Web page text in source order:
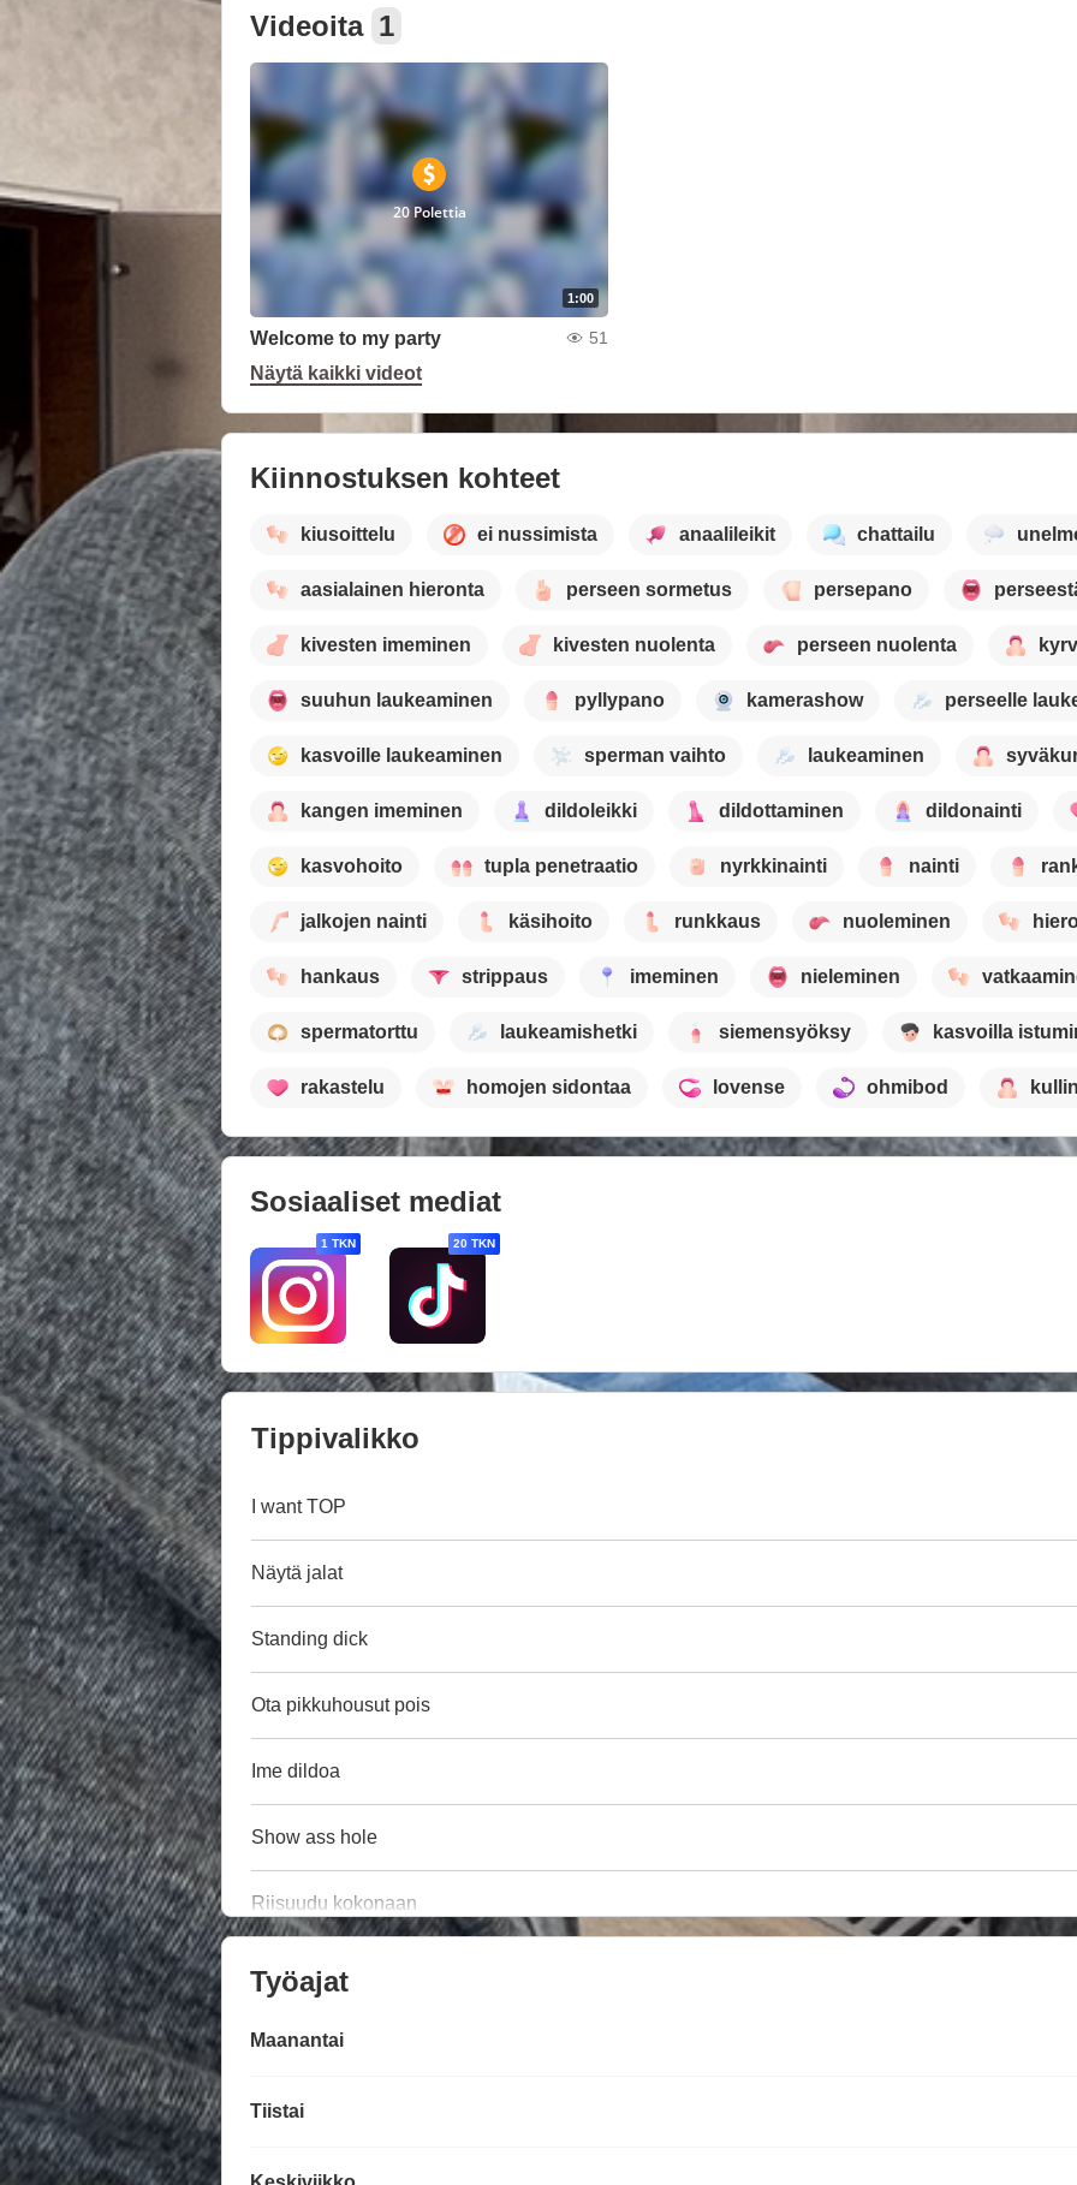
Videoita 1
1:00
20 Polettia
Welcome to my party 51
Näytä kaikki videot
Kiinnostuksen kohteet
kiusoittelu ei nussimista anaalileikit chattailu
aasialainen hieronta perseen sormetus persepano
kivesten imeminen kivesten nuolenta perseen nuolenta
suuhun laukeaminen pyllypano kamerashow perseelle
kasvoille laukeaminen sperman vaihto laukeaminen
kangen imeminen dildoleikki dildottaminen dildonainti
kasvohoito tupla penetraatio nyrkkinainti nainti
jalkojen nainti käsihoito runkkaus nuoleminen
hankaus strippaus imeminen nieleminen
spermatorttu laukeamishetki siemensyöksy kasvoilla
rakastelu homojen sidontaa lovense ohmibod
Sosiaaliset mediat
1 TKN 20 TKN
Tippivalikko
I want TOP
Näytä jalat
Standing dick
Ota pikkuhousut pois
Ime dildoa
Show ass hole
Riisuudu kokonaan
Työajat
Maanantai
Tiistai